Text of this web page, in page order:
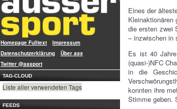
Homepage Fulltext
Impressum
Datenschutzerklärung
Über aas
Twitter @aasport
TAG-CLOUD
Liste aller verwendeten Tags
FEEDS
Eines der
Kleinaktionären
die ersten zwei
– inzwischen in
Es ist 40
(quasi-)NFC
in die
konnten ihre
Stimme geben.